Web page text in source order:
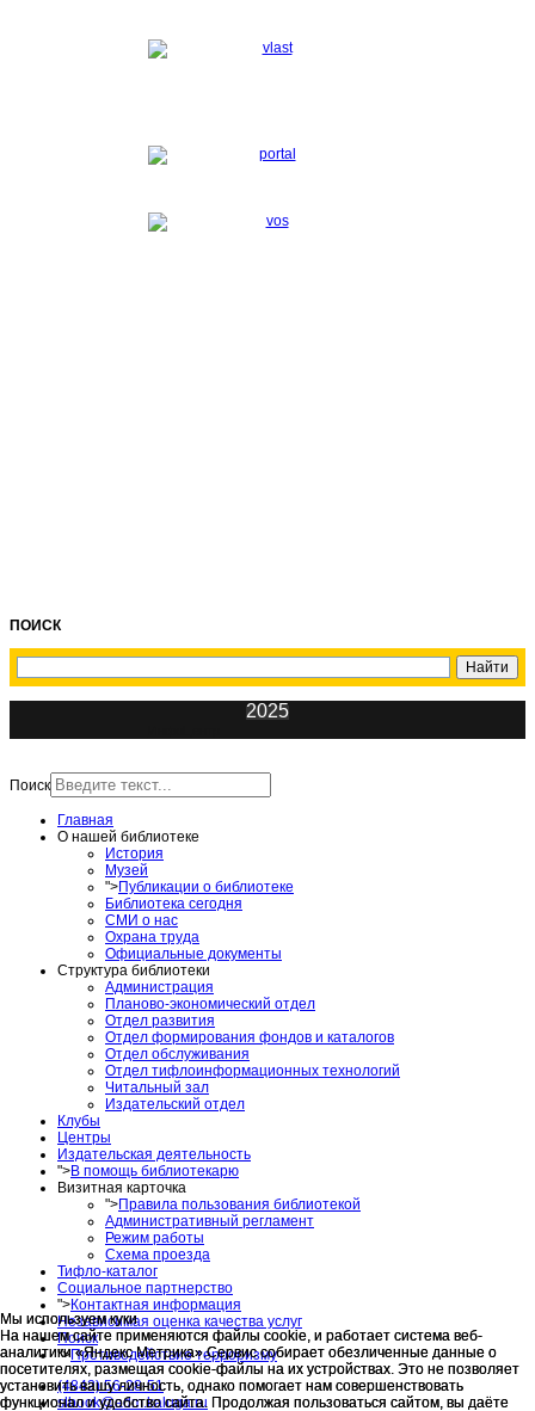
Мы используем куки
На нашем сайте применяются файлы cookie, и работает система веб-
аналитики «Яндекс Метрика».Сервис собирает обезличенные данные о
посетителях, размещая cookie-файлы на их устройствах. Это не позволяет
установить вашу личность, однако помогает нам совершенствовать
функционал и удобство сайта. Продолжая пользоваться сайтом, вы даёте
ПОИСК
2025
Поиск
Главная
О нашей библиотеке
История
Музей
">Публикации о библиотеке
Библиотека сегодня
СМИ о нас
Охрана труда
Официальные документы
Структура библиотеки
Администрация
Планово-экономический отдел
Отдел развития
Отдел формирования фондов и каталогов
Отдел обслуживания
Отдел тифлоинформационных технологий
Читальный зал
Издательский отдел
Клубы
Центры
Издательская деятельность
">В помощь библиотекарю
Визитная карточка
">Правила пользования библиотекой
Административный регламент
Режим работы
Схема проезда
Тифло-каталог
Социальное партнерство
">Контактная информация
Независимая оценка качества услуг
Поиск
">Противодействие терроризму
(4842) 56-28-51
slbook@adm.kaluga.ru
Мы используем куки
На нашем сайте применяются файлы cookie, и работает система веб-
аналитики «Яндекс Метрика».Сервис собирает обезличенные данные о
посетителях, размещая cookie-файлы на их устройствах. Это не позволяет
установить вашу личность, однако помогает нам совершенствовать
функционал и удобство сайта. Продолжая пользоваться сайтом, вы даёте